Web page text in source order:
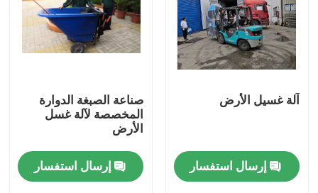
آلة غسيل الأرض
إرسال استفسار
صناعة الصبغة الدوارة
المخصصة لآلة غسل
الأرض
إرسال استفسار